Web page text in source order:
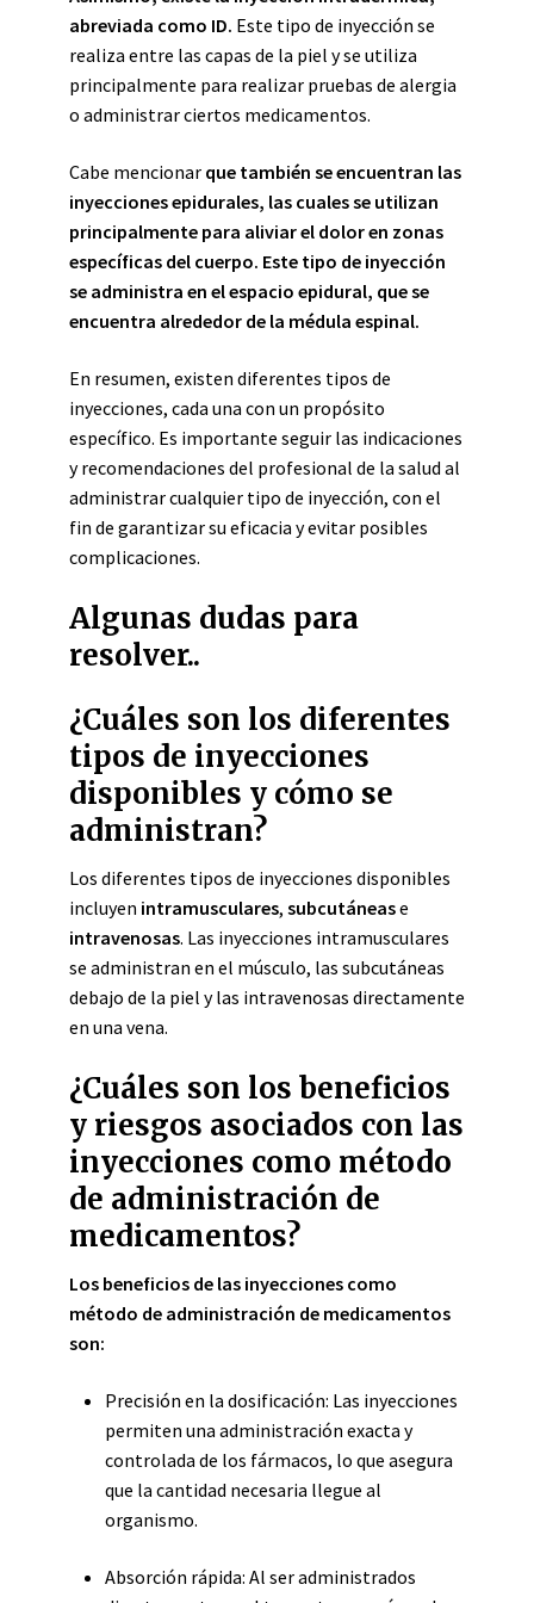
abreviada como ID. Este tipo de inyección se
realiza entre las capas de la piel y se utiliza
principalmente para realizar pruebas de alergia
o administrar ciertos medicamentos.
Cabe mencionar que también se encuentran las
inyecciones epidurales, las cuales se utilizan
principalmente para aliviar el dolor en zonas
específicas del cuerpo. Este tipo de inyección
se administra en el espacio epidural, que se
encuentra alrededor de la médula espinal.
En resumen, existen diferentes tipos de
inyecciones, cada una con un propósito
específico. Es importante seguir las indicaciones
y recomendaciones del profesional de la salud al
administrar cualquier tipo de inyección, con el
fin de garantizar su eficacia y evitar posibles
complicaciones.
Algunas dudas para
resolver..
¿Cuáles son los diferentes
tipos de inyecciones
disponibles y cómo se
administran?
Los diferentes tipos de inyecciones disponibles
incluyen intramusculares, subcutánease
intravenosas. Las inyecciones intramusculares
se administran en el músculo, las subcutáneas
debajo de la piel y las intravenosas directamente
en una vena.
¿Cuáles son los beneficios
y riesgos asociados con las
inyecciones como método
de administración de
medicamentos?
Los beneficios de las inyecciones como
método de administración de medicamentos
son:
Precisión en la dosificación: Las inyecciones
permiten una administración exacta y
controlada de los fármacos, lo que asegura
que la cantidad necesaria llegue al
organismo.
Absorción rápida: Al ser administrados